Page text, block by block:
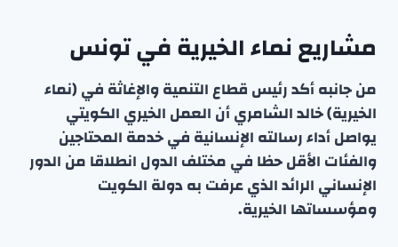
مشاريع نماء الخيرية في تونس
من جانبه أكد رئيس قطاع التنمية والإغاثة في (نماء
الخيرية) خالد الشامري أن العمل الخيري الكويتي
يواصل أداء رسالته الإنسانية في خدمة المحتاجين
والفئات الأقل حظا في مختلف الدول انطلاقا من الدور
الإنساني الرائد الذي عرفت به دولة الكويت
ومؤسساتها الخيرية.